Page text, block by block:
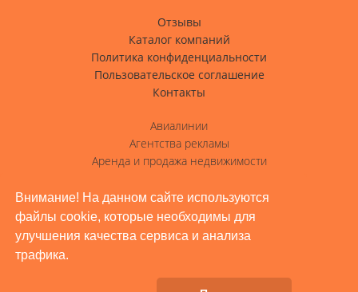
Внимание! На данном сайте используются
файлы cookie, которые необходимы для
улучшения качества сервиса и анализа
трафика.
Отзывы
Каталог компаний
Политика конфиденциальности
Пользовательское соглашение
Контакты
Авиалинии
Агентства рекламы
Аренда и продажа недвижимости
Гостиницы, отели
Доставка грузов
Заводы, промышленность